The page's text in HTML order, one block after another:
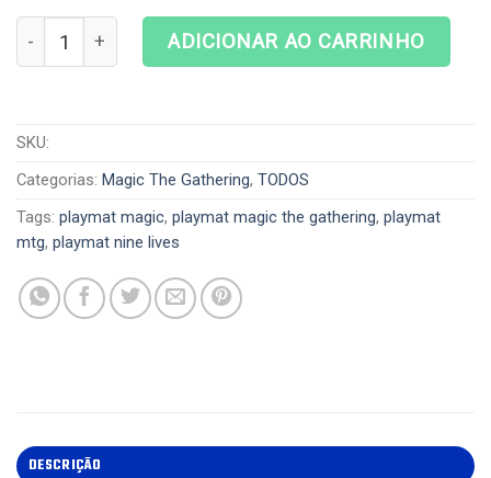
Playmat Magic The Gathering - Nine Lives quantidade
ADICIONAR AO CARRINHO
SKU:
Categorias: Magic The Gathering, TODOS
Tags: playmat magic, playmat magic the gathering, playmat
mtg, playmat nine lives
DESCRIÇÃO